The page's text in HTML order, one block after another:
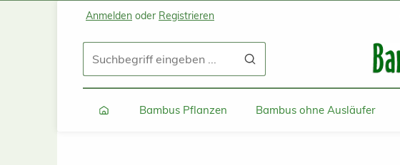
Zum Hauptinhalt springen
Zur Suche springen
Zur Hauptnavigation springen
Anmelden oder Registrieren
Bambus Pflanzen Bambus ohne Ausläufer